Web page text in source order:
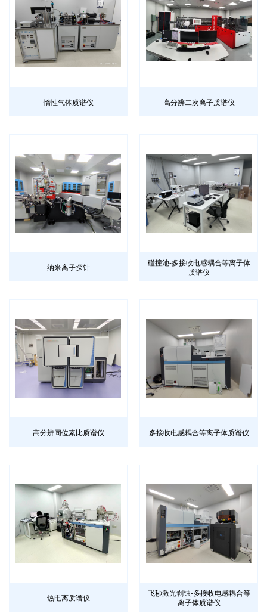
惰性气体质谱仪 高分辨二次离子质谱仪
纳米离子探针
碰撞池-多接收电感耦合等离子体
质谱仪
高分辨同位素比质谱仪 多接收电感耦合等离子体质谱仪
热电离质谱仪
飞秒激光剥蚀-多接收电感耦合等
离子体质谱仪